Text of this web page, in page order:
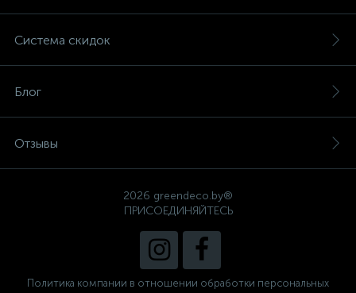
Система скидок
Блог
Отзывы
2026 greendeco.by®
ПРИСОЕДИНЯЙТЕСЬ
Политика компании в отношении обработки персональных